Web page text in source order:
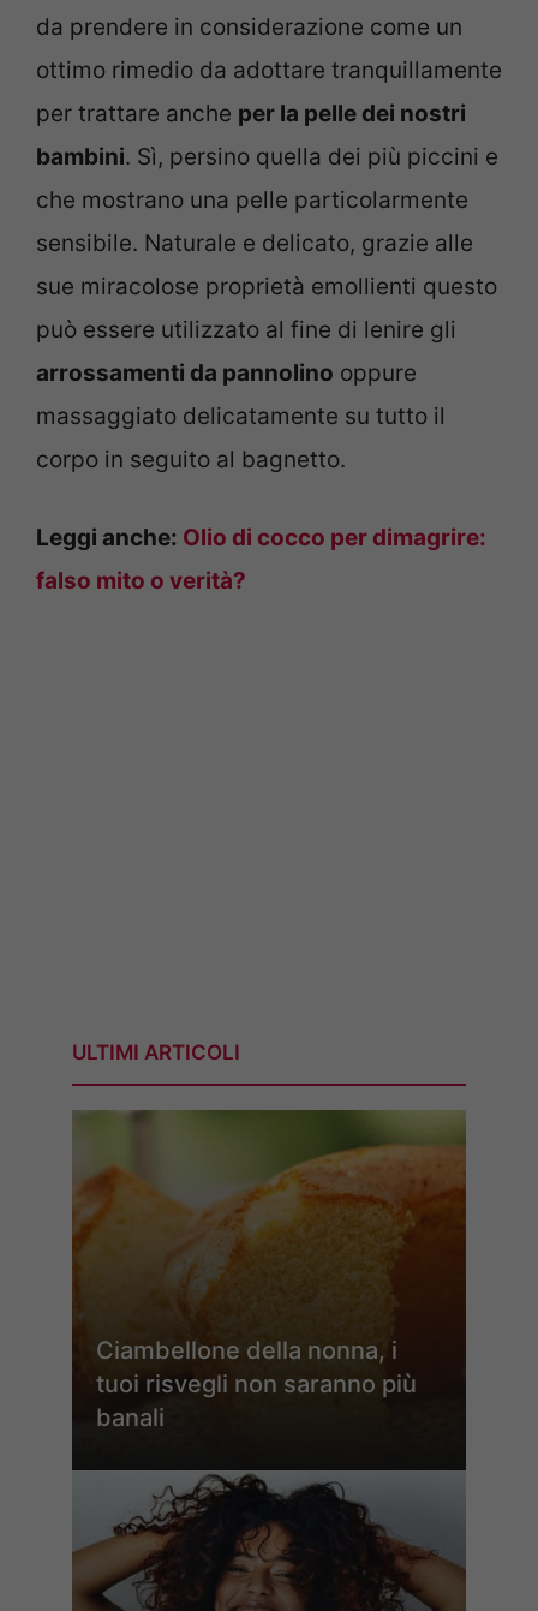
da prendere in considerazione come un
ottimo rimedio da adottare tranquillamente
per trattare anche per la pelle dei nostri
bambini. Sì, persino quella dei più piccini e
che mostrano una pelle particolarmente
sensibile. Naturale e delicato, grazie alle
sue miracolose proprietà emollienti questo
può essere utilizzato al fine di lenire gli
arrossamenti da pannolino oppure
massaggiato delicatamente su tutto il
corpo in seguito al bagnetto.
Leggi anche: Olio di cocco per dimagrire:
falso mito o verità?
ULTIMI ARTICOLI
Ciambellone della nonna, i
tuoi risvegli non saranno più
banali